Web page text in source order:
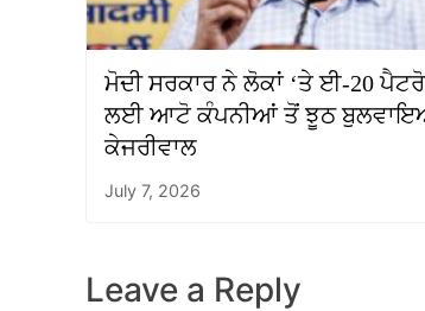
ਮੋਦੀ ਸਰਕਾਰ ਨੇ ਲੋਕਾਂ ‘ਤੇ ਈ-20
ਲਈ ਆਟੋ ਕੰਪਨੀਆਂ ਤੋਂ ਝੂਠ
ਕੇਜਰੀਵਾਲ
July 7, 2026
Leave a Reply